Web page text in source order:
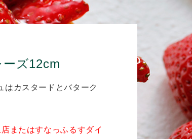
ズ12cm
はカスタードとバターク
またはすなっふるすダイ